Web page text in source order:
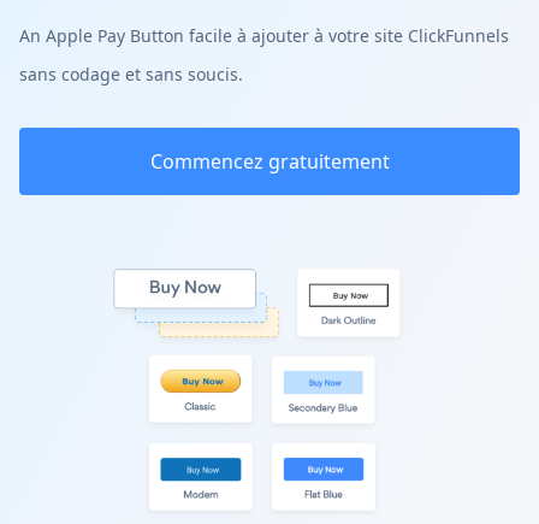
An Apple Pay Button facile à ajouter à votre site ClickFunnels
sans codage et sans soucis.
Commencez gratuitement